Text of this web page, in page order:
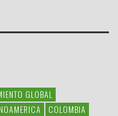
GLOBAL
COLOMBIA